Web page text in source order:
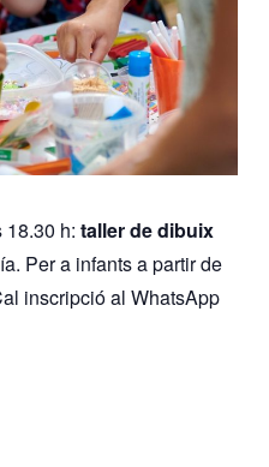
18.30 h:taller de dibuix
Per a infants a partir de
inscripció al WhatsApp